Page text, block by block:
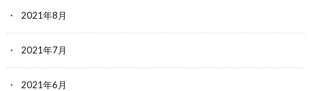
2021年8月
2021年7月
2021年6月